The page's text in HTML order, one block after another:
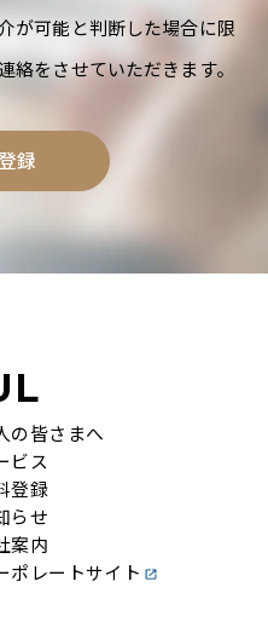
が可能と判断した場合に限
絡をさせていただきます。
録
の皆さまへ
ビス
登録
らせ
案内
ポレートサイト